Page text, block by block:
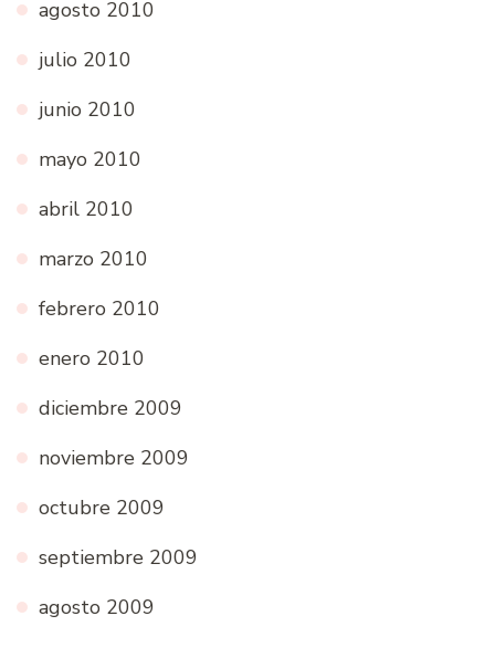
agosto 2010
julio 2010
junio 2010
mayo 2010
abril 2010
marzo 2010
febrero 2010
enero 2010
diciembre 2009
noviembre 2009
octubre 2009
septiembre 2009
agosto 2009